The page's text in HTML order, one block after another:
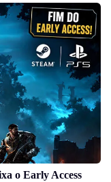
o Early Access